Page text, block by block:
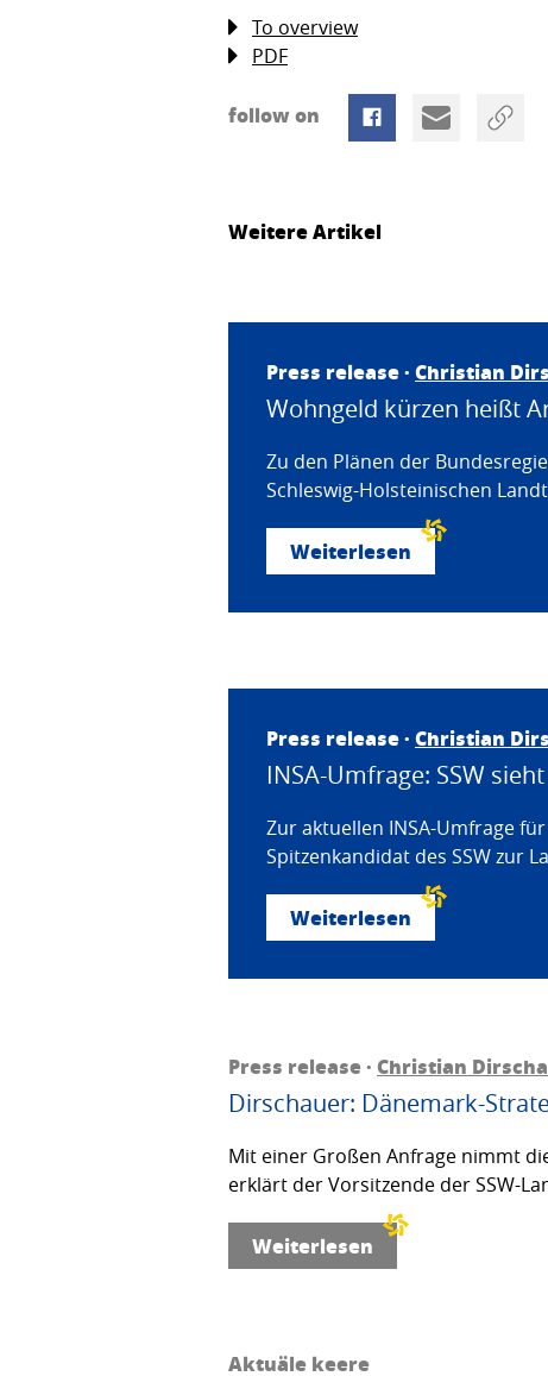
To overview
PDF
follow on
Weitere Artikel
Press release · Christian
Wohngeld kürzen heißt
Zu den Plänen der
Schleswig-Holsteinischen
Weiterlesen
Press release · Christian
INSA-Umfrage: SSW
Zur aktuellen INSA-Umfrage
Spitzenkandidat des SSW zur
Weiterlesen
Press release · Christian
Dirschauer: Dänemark-
Mit einer Großen Anfrage nimmt
erklärt der Vorsitzende der SSW-
Weiterlesen
Aktuäle keere